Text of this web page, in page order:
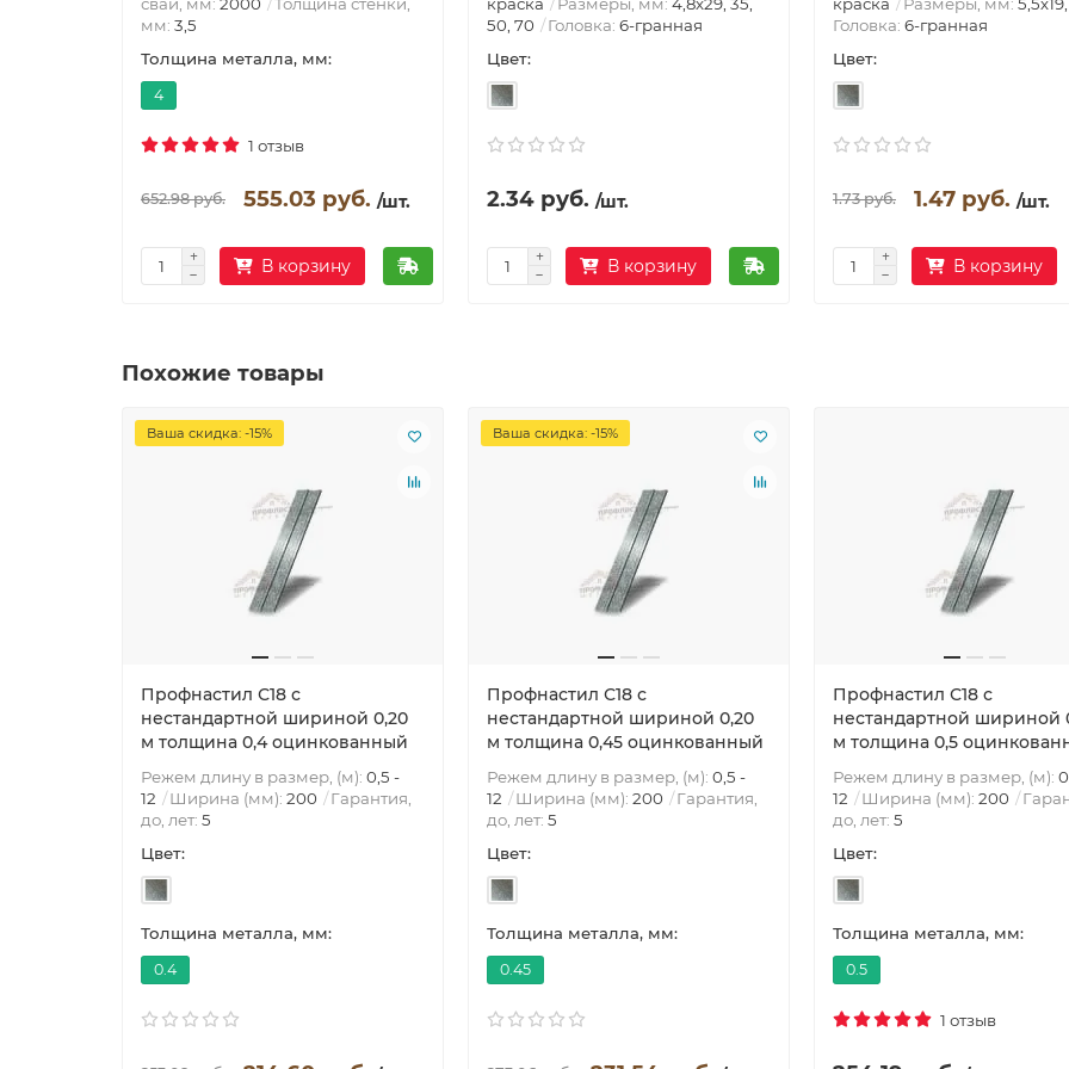
мм: 3,5
Толщина металла, мм:
4
1 отзыв
652.98 руб. 555.03 руб. /шт.
В корзину
50, 70
Головка: 6-гранная
Цвет:
2.34 руб. /шт.
В корзину
Головка: 6-гранная
Цвет:
1.73 руб. 1.47 руб. /шт.
В корзину
Похожие товары
Ваша скидка: -15%
Профнастил С18 с
нестандартной шириной 0,20
м толщина 0,4 оцинкованный
Режем длину в размер, (м): 0,5 -
12
Ширина (мм): 200
Гарантия,
до, лет: 5
Цвет:
Толщина металла, мм:
0.4
Ваша скидка: -15%
Профнастил С18 с
нестандартной шириной 0,20
м толщина 0,45 оцинкованный
Режем длину в размер, (м): 0,5 -
12
Ширина (мм): 200
Гарантия,
до, лет: 5
Цвет:
Толщина металла, мм:
0.45
Профнастил С18 с
нестандартной шириной
м толщина 0,5
Режем длину в размер, (м):
12
Ширина (мм): 200
до, лет: 5
Цвет:
Толщина металла, мм:
0.5
1 отзыв